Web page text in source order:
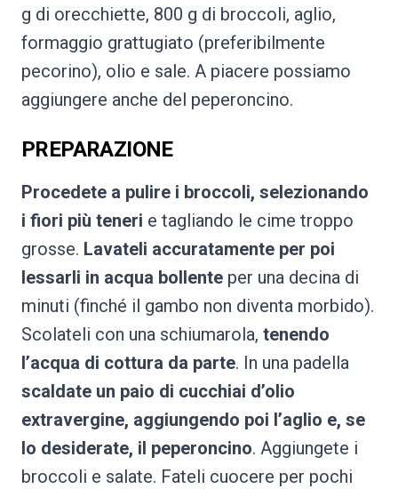
g di orecchiette, 800 g di broccoli, aglio,
formaggio grattugiato (preferibilmente
pecorino), olio e sale. A piacere possiamo
aggiungere anche del peperoncino.
PREPARAZIONE
Procedete a pulire i broccoli, selezionando
i fiori più teneri e tagliando le cime troppo
grosse. Lavateli accuratamente per poi
lessarli in acqua bollente per una decina di
minuti (finché il gambo non diventa morbido).
Scolateli con una schiumarola, tenendo
l’acqua di cottura da parte. In una padella
scaldate un paio di cucchiai d’olio
extravergine, aggiungendo poi l’aglio e, se
lo desiderate, il peperoncino. Aggiungete i
broccoli e salate. Fateli cuocere per pochi